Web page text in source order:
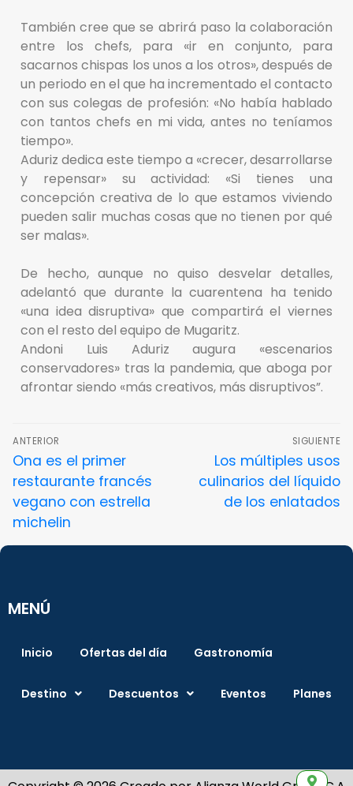
También cree que se abrirá paso la colaboración
entre los chefs, para «ir en conjunto, para
sacarnos chispas los unos a los otros», después de
un periodo en el que ha incrementado el contacto
con sus colegas de profesión: «No había hablado
con tantos chefs en mi vida, antes no teníamos
tiempo».
Aduriz dedica este tiempo a «crecer, desarrollarse
y repensar» su actividad: «Si tienes una
concepción creativa de lo que estamos viviendo
pueden salir muchas cosas que no tienen por qué
ser malas».
De hecho, aunque no quiso desvelar detalles,
adelantó que durante la cuarentena ha tenido
«una idea disruptiva» que compartirá el viernes
con el resto del equipo de Mugaritz.
Andoni Luis Aduriz augura «escenarios
conservadores» tras la pandemia, que aboga por
afrontar siendo «más creativos, más disruptivos”.
ANTERIOR
Ona es el primer
restaurante francés
vegano con estrella
michelin
SIGUIENTE
Los múltiples usos
culinarios del líquido
de los enlatados
MENÚ
Inicio Ofertas del día Gastronomía
Destino Descuentos Eventos Planes